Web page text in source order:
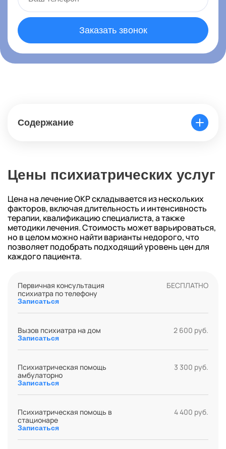
Заказать звонок
Содержание
Цены психиатрических услуг
Цена на лечение ОКР складывается из нескольких
факторов, включая длительность и интенсивность
терапии, квалификацию специалиста, а также
методики лечения. Стоимость может варьироваться,
но в целом можно найти варианты недорого, что
позволяет подобрать подходящий уровень цен для
каждого пациента.
Первичная консультация
психиатра по телефону
БЕСПЛАТНО
Записаться
Вызов психиатра на дом 2 600 руб.
Записаться
Психиатрическая помощь
амбулаторно
3 300 руб.
Записаться
Психиатрическая помощь в
стационаре
4 400 руб.
Записаться